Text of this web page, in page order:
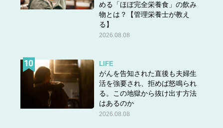
める「ほぼ完全栄養食」の飲み
物とは？【管理栄養士が教え
る】
2026.08.08
LIFE
がんを告知された直後も夫婦生
活を強要され、拒めば怒鳴られ
る。この地獄から抜け出す方法
はあるのか
2026.08.08